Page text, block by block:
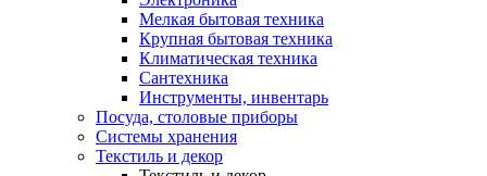
Мелкая бытовая техника
Крупная бытовая техника
Климатическая техника
Сантехника
Инструменты, инвентарь
Посуда, столовые приборы
Системы хранения
Текстиль и декор